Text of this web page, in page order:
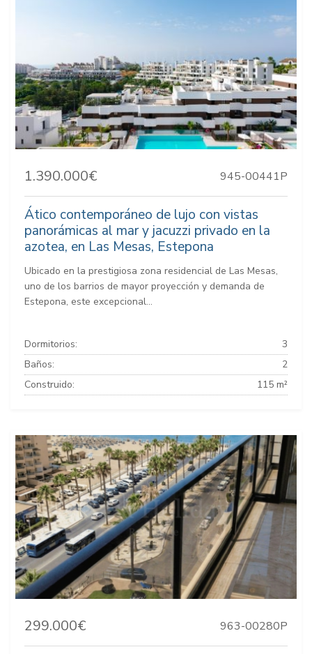
1.390.000€ 945-00441P
Ático contemporáneo de lujo con vistas
panorámicas al mar y jacuzzi privado en la
azotea, en Las Mesas, Estepona
Ubicado en la prestigiosa zona residencial de Las Mesas,
uno de los barrios de mayor proyección y demanda de
Estepona, este excepcional...
Dormitorios:
3
Baños:
2
Construido:
115 m²
299.000€ 963-00280P